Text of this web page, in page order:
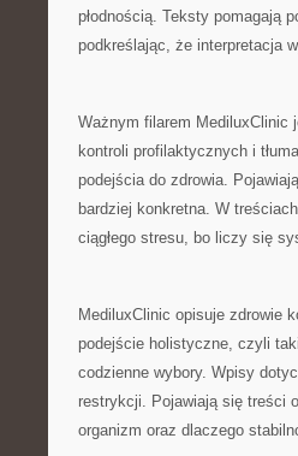
płodnością. Teksty pomagają
podkreślając, że interpretacja
Ważnym filarem MediluxClinic
kontroli profilaktycznych i
podejścia do zdrowia.
bardziej konkretna. W
ciągłego stresu, bo liczy się
MediluxClinic opisuje zdrowie
podejście holistyczne, czyli
codzienne wybory. Wpisy
restrykcji. Pojawiają się treści
organizm oraz dlaczego